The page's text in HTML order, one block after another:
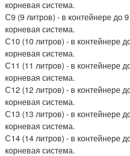
корневая система.
С9 (9 литров) - в контейнере до
корневая система.
С10 (10 литров) - в контейнере
корневая система.
С11 (11 литров) - в контейнере
корневая система.
С12 (12 литров) - в контейнере
корневая система.
С13 (13 литров) - в контейнере
корневая система.
С14 (14 литров) - в контейнере
корневая система.